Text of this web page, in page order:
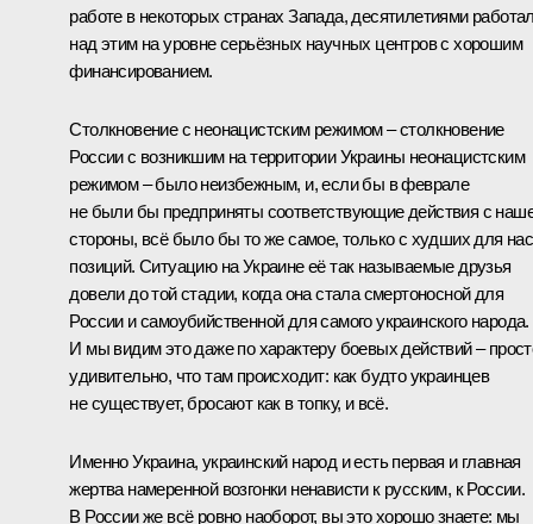
работе в некоторых странах Запада, десятилетиями
над этим на уровне серьёзных научных центров с хорошим
финансированием.
Столкновение с неонацистским режимом – столкновение
России с возникшим на территории Украины неонацистским
режимом – было неизбежным, и, если бы в феврале
не были бы предприняты соответствующие действия с
стороны, всё было бы то же самое, только с худших для нас
позиций. Ситуацию на Украине её так называемые друзья
довели до той стадии, когда она стала смертоносной для
России и самоубийственной для самого украинского народа.
И мы видим это даже по характеру боевых действий –
удивительно, что там происходит: как будто украинцев
не существует, бросают как в топку, и всё.
Именно Украина, украинский народ и есть первая и главная
жертва намеренной возгонки ненависти к русским, к России.
В России же всё ровно наоборот, вы это хорошо знаете: мы